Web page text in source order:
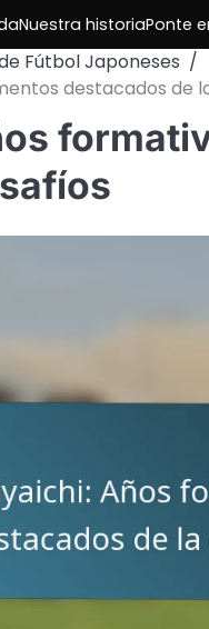
Nuestra historiaPonte
Fútbol Japoneses
destacados de